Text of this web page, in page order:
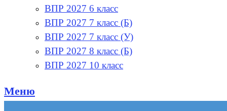
ВПР 2027 6 класс
ВПР 2027 7 класс (Б)
ВПР 2027 7 класс (У)
ВПР 2027 8 класс (Б)
ВПР 2027 10 класс
Меню